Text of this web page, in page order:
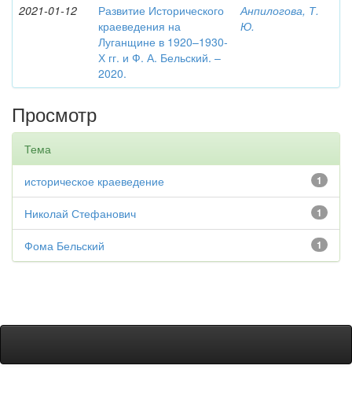
2021-01-12
Развитие Исторического
краеведения на
Луганщине в 1920–1930-
Х гг. и Ф. А. Бельский. –
2020.
Анпилогова, Т.
Ю.
Просмотр
Тема
1
историческое краеведение
1
Николай Стефанович
1
Фома Бельский